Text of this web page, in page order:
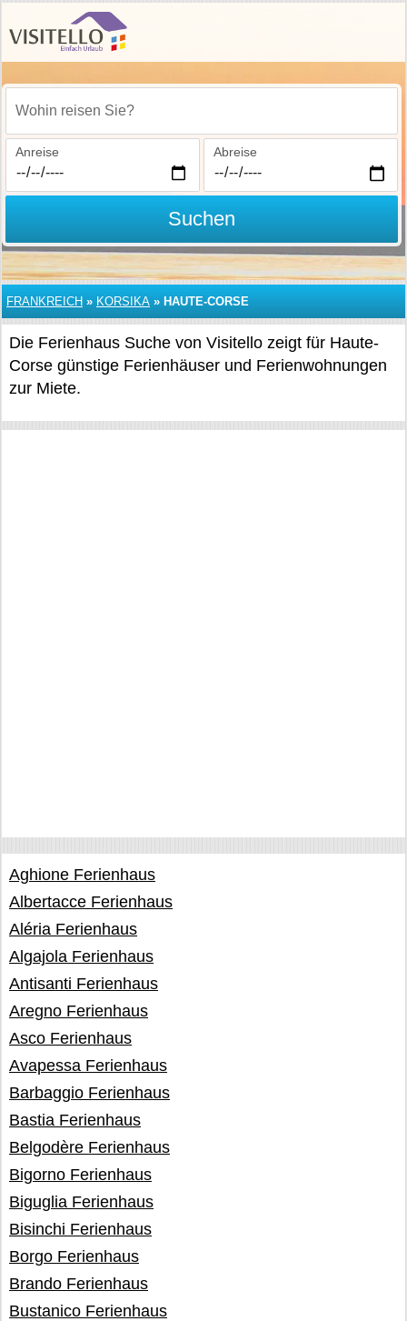
Wohin reisen Sie?
Anreise Abreise
Suchen
FRANKREICH » KORSIKA » HAUTE-CORSE
Die Ferienhaus Suche von Visitello zeigt für Haute-
Corse günstige Ferienhäuser und Ferienwohnungen
zur Miete.
Aghione Ferienhaus
Albertacce Ferienhaus
Aléria Ferienhaus
Algajola Ferienhaus
Antisanti Ferienhaus
Aregno Ferienhaus
Asco Ferienhaus
Avapessa Ferienhaus
Barbaggio Ferienhaus
Bastia Ferienhaus
Belgodère Ferienhaus
Bigorno Ferienhaus
Biguglia Ferienhaus
Bisinchi Ferienhaus
Borgo Ferienhaus
Brando Ferienhaus
Bustanico Ferienhaus